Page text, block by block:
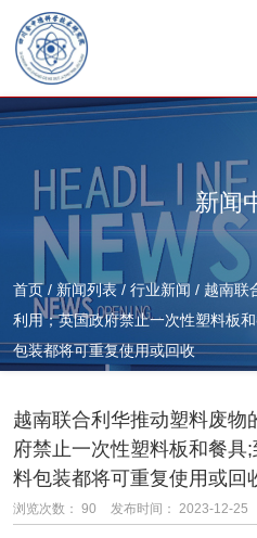
新闻
首页/ 新闻列表 / 行业新闻 / 越南联
利用；英国政府禁止一次性塑料板
包装都将可重复使用或回收
越南联合利华推动塑料废物
府禁止一次性塑料板和餐具
料包装都将可重复使用或回
浏览次数： 90 发布时间： 2023-12-25